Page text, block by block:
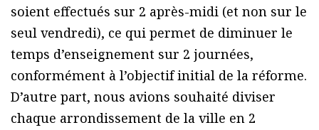
soient effectués sur 2 après-midi (et non sur le
seul vendredi), ce qui permet de diminuer le
temps d’enseignement sur 2 journées,
conformément à l’objectif initial de la réforme.
D’autre part, nous avions souhaité diviser
chaque arrondissement de la ville en 2